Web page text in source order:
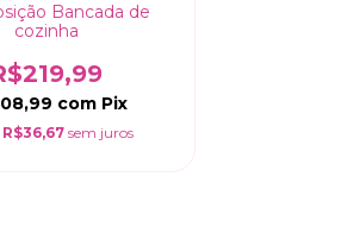
Bancada de
cozinha
com Pix
R$36,67 sem juros